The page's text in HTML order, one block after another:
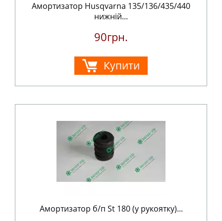
Амортизатор Husqvarna 135/136/435/440
нижній...
90грн.
Купити
Амортизатор б/п St 180 (у рукоятку)...